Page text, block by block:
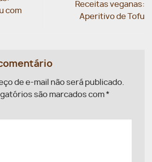
com
Receitas veganas:
Aperitivo de Tofu
de e-mail não será publicado.
são marcados com*